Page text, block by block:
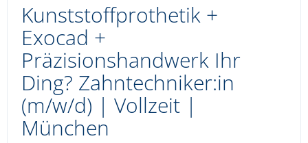
Kunststoffprothetik +
Exocad +
Präzisionshandwerk Ihr
Ding? Zahntechniker:in
(m/w/d) | Vollzeit |
München